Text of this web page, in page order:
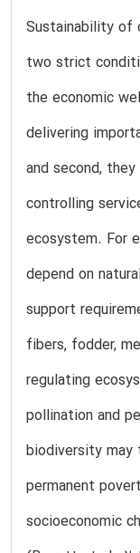
Sustainability of
two strict
the economic
delivering
and second,
controlling
ecosystem. For
depend on
support
fibers, fodder,
regulating
pollination and
biodiversity may
permanent
socioeconomic